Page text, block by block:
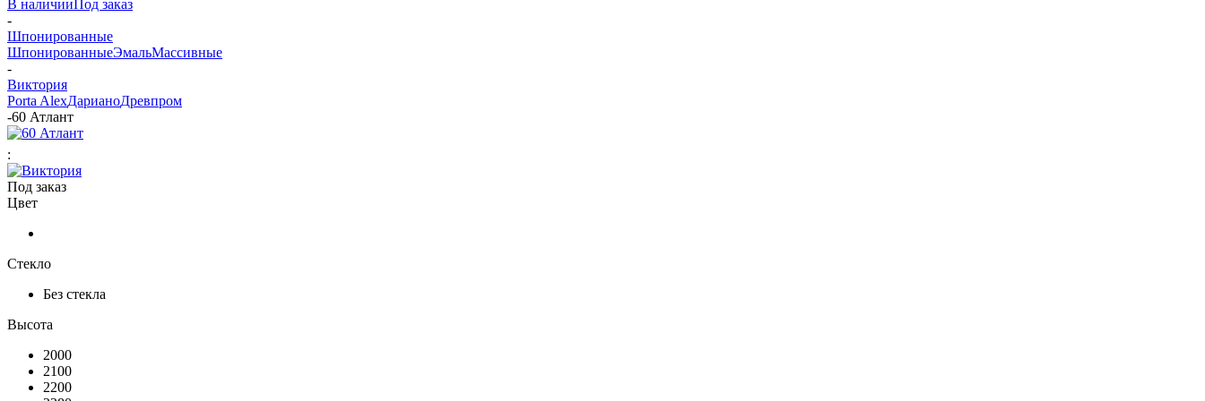
В наличииПод заказ
-
Шпонированные
ШпонированныеЭмальМассивные
-
Виктория
Porta AlexДарианоДревпром
-60 Атлант
:
Под заказ
Цвет
Стекло
Без стекла
Высота
2000
2100
2200